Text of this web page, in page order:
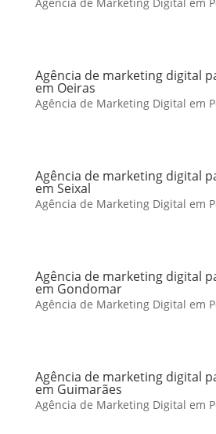
Agência de marketing digital
em Oeiras
Agência de Marketing Digital em
Agência de marketing digital
em Seixal
Agência de Marketing Digital em
Agência de marketing digital
em Gondomar
Agência de Marketing Digital em
Agência de marketing digital
em Guimarães
Agência de Marketing Digital em